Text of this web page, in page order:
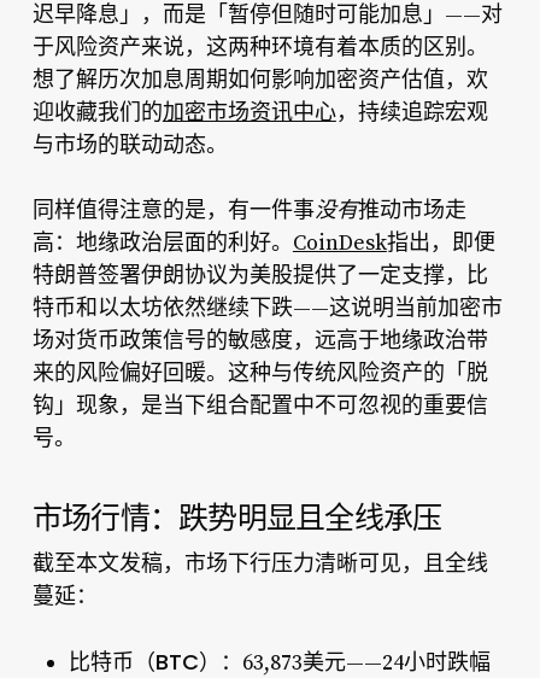
迟早降息」，而是「暂停但随时可能加息」——对
于风险资产来说，这两种环境有着本质的区别。
想了解历次加息周期如何影响加密资产估值，欢
迎收藏我们的加密市场资讯中心，持续追踪宏观
与市场的联动动态。
同样值得注意的是，有一件事没有推动市场走
高：地缘政治层面的利好。 CoinDesk指出，即便
特朗普签署伊朗协议为美股提供了一定支撑，比
特币和以太坊依然继续下跌——这说明当前加密市
场对货币政策信号的敏感度，远高于地缘政治带
来的风险偏好回暖。这种与传统风险资产的「脱
钩」现象，是当下组合配置中不可忽视的重要信
号。
市场行情：跌势明显且全线承压
截至本文发稿，市场下行压力清晰可见，且全线
蔓延：
比特币（BTC）： 63,873美元——24小时跌幅